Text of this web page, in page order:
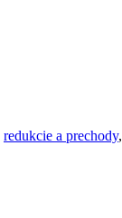
redukcie a prechody,